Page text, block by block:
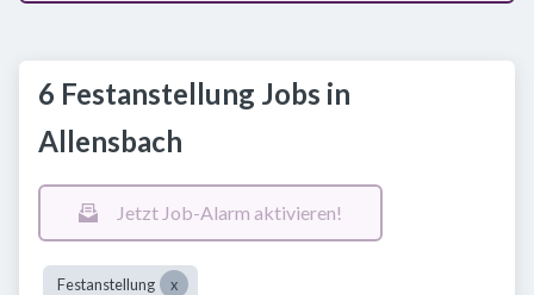
6 Festanstellung Jobs in
Allensbach
Jetzt Job-Alarm aktivieren!
Festanstellung